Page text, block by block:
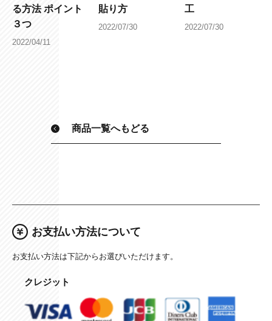
る方法 ポイント
３つ
2022/04/11
貼り方
2022/07/30
工
2022/07/30
商品一覧へもどる
お支払い方法について
お支払い方法は下記からお選びいただけます。
クレジット